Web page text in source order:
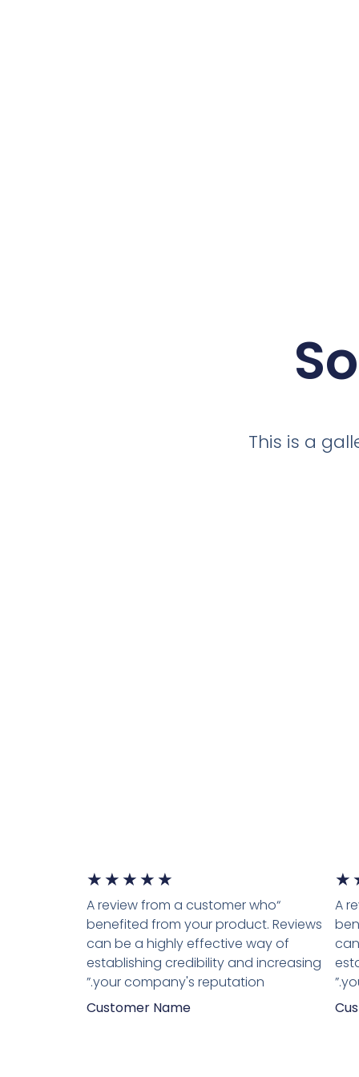
This is a
★
5
מתוך
5
“A
★
★
★
★
★
5
מתוך
5
“A review from a customer who
benefited from your product. Reviews
can be a highly effective way of
establishing credibility and increasing
your company's reputation.”
Customer Name